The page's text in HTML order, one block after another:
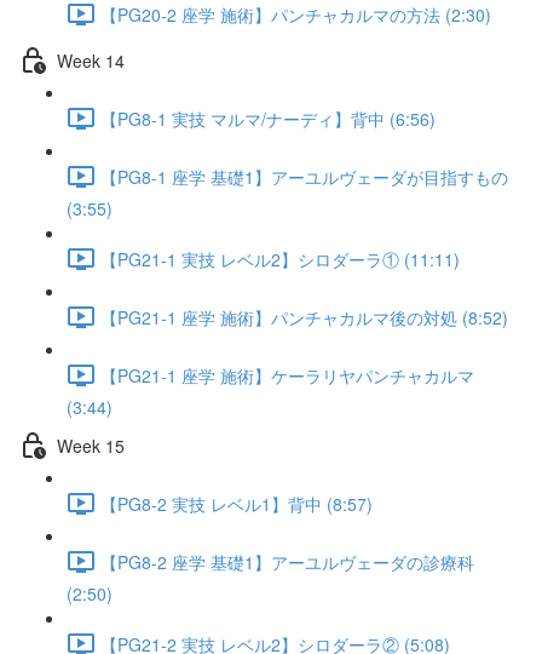
【PG20-2 座学 施術】パンチャカルマの方法 (2:30)
Week 14
【PG8-1 実技 マルマ/ナーディ】背中 (6:56)
【PG8-1 座学 基礎1】アーユルヴェーダが目指すもの
(3:55)
【PG21-1 実技 レベル2】シロダーラ① (11:11)
【PG21-1 座学 施術】パンチャカルマ後の対処 (8:52)
【PG21-1 座学 施術】ケーラリヤパンチャカルマ
(3:44)
Week 15
【PG8-2 実技 レベル1】背中 (8:57)
【PG8-2 座学 基礎1】アーユルヴェーダの診療科
(2:50)
【PG21-2 実技 レベル2】シロダーラ② (5:08)